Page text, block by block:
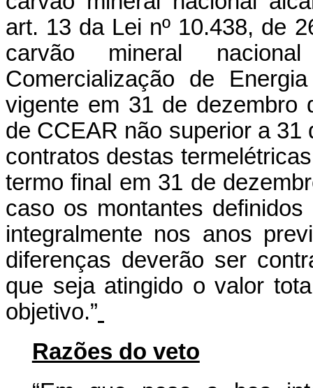
art. 13 da Lei nº 10.438, de
carvão mineral
Comercialização de
vigente em 31 de dezembro
de CCEAR não superior a
contratos destas
termo final em 31 de
caso os montantes
integralmente nos anos
diferenças deverão ser
que seja atingido o valor
objetivo.”
Razões do veto